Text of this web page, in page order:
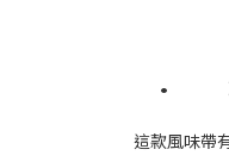
• 冰
這款風味帶